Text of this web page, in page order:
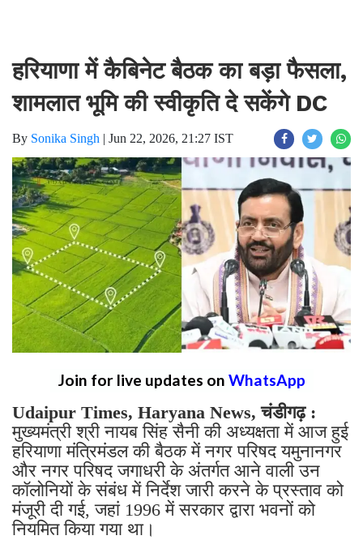
हरियाणा में कैबिनेट बैठक का बड़ा फैसला,
शामलात भूमि की स्वीकृति दे सकेंगे DC
By Sonika Singh | Jun 22, 2026, 21:27 IST
Join for live updates on WhatsApp
Udaipur Times, Haryana News, चंडीगढ़ :
मुख्यमंत्री श्री नायब सिंह सैनी की अध्यक्षता में आज हुई
हरियाणा मंत्रिमंडल की बैठक में नगर परिषद यमुनानगर
और नगर परिषद जगाधरी के अंतर्गत आने वाली उन
कॉलोनियों के संबंध में निर्देश जारी करने के प्रस्ताव को
मंजूरी दी गई, जहां 1996 में सरकार द्वारा भवनों को
नियमित किया गया था।